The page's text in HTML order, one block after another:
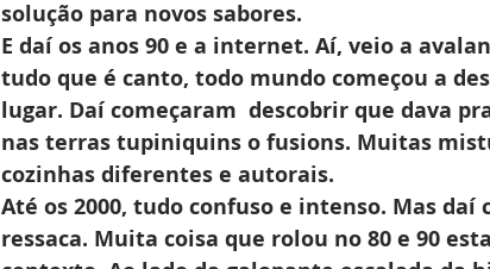
solução para novos sabores.
E daí os anos 90 e a internet. Aí, veio a
tudo que é canto, todo mundo começou a
lugar. Daí começaram  descobrir que dava
nas terras tupiniquins o fusions. Muitas
cozinhas diferentes e autorais.
Até os 2000, tudo confuso e intenso. Mas
ressaca. Muita coisa que rolou no 80 e 90